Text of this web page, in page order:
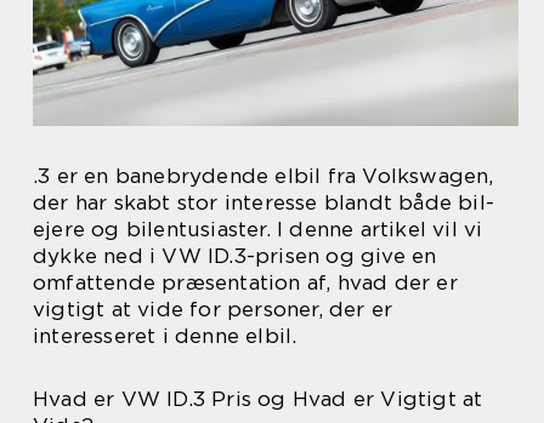
.3 er en banebrydende elbil fra Volkswagen,
der har skabt stor interesse blandt både bil-
ejere og bilentusiaster. I denne artikel vil vi
dykke ned i VW ID.3-prisen og give en
omfattende præsentation af, hvad der er
vigtigt at vide for personer, der er
interesseret i denne elbil.
Hvad er VW ID.3 Pris og Hvad er Vigtigt at